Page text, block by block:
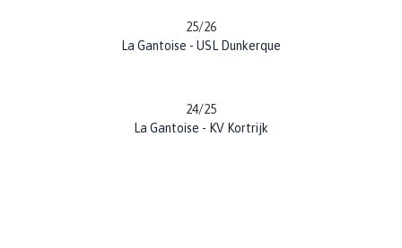
25/26
La Gantoise - USL Dunkerque
24/25
La Gantoise - KV Kortrijk